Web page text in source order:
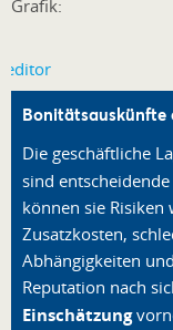
Grafik:
Bonitätsauskünfte
Die geschäftliche
sind
können sie
Zusatzkosten,
Abhängigkeiten
Reputation nach
Einschätzung